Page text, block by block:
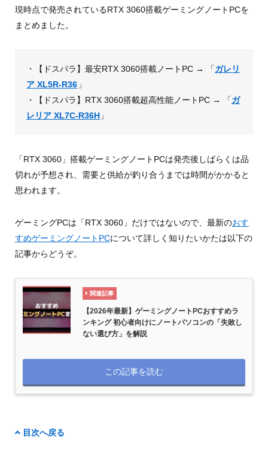
現時点で発売されているRTX 3060搭載ゲーミングノートPCを
まとめました。
・【ドスパラ】最安RTX 3060搭載ノートPC → 「ガレリ
ア XL5R-R36 」
・【ドスパラ】RTX 3060搭載超高性能ノートPC → 「ガ
レリア XL7C-R36H」
「RTX 3060」搭載ゲーミングノートPCは発売後しばらくは品
切れが予想され、需要と供給が釣り合うまでは時間がかかると
思われます。
ゲーミングPCは「RTX 3060」だけではないので、最新のおす
すめゲーミングノートPCについて詳しく知りたいかたは以下の
記事からどうぞ。
関連記事
【2026年最新】ゲーミングノートPCおすすめラ
ンキング 初心者向けにノートパソコンの「失敗し
ない選び方」を解説
この記事を読む
目次へ戻る